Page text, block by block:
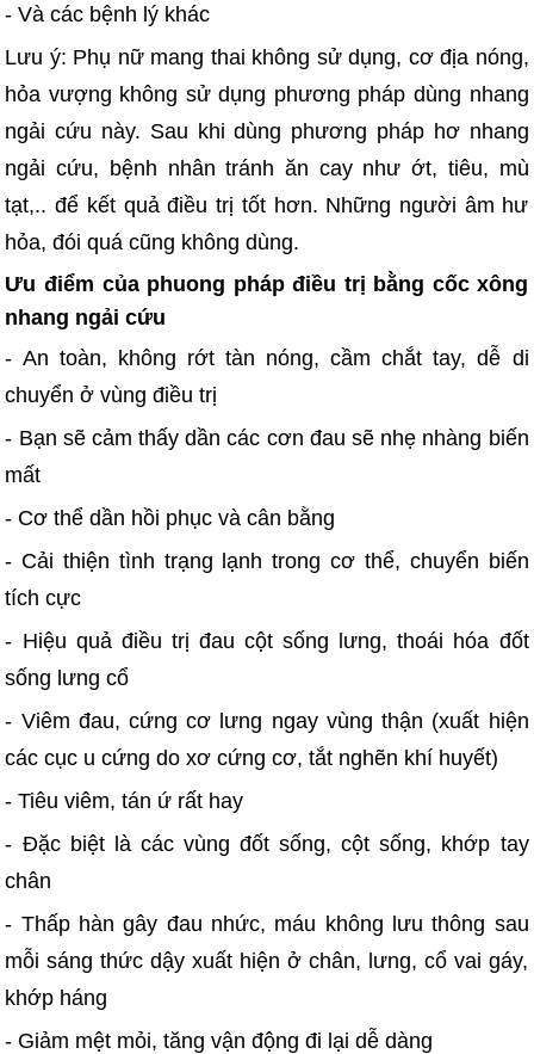
- Và các bệnh lý khác
Lưu ý: Phụ nữ mang thai không sử dụng, cơ địa nóng,
hỏa vượng không sử dụng phương pháp dùng nhang
ngải cứu này. Sau khi dùng phương pháp hơ nhang
ngải cứu, bệnh nhân tránh ăn cay như ớt, tiêu, mù
tạt,.. để kết quả điều trị tốt hơn. Những người âm hư
hỏa, đói quá cũng không dùng.
Ưu điểm của phuong pháp điều trị bằng cốc xông
nhang ngải cứu
- An toàn, không rớt tàn nóng, cầm chắt tay, dễ di
chuyển ở vùng điều trị
- Bạn sẽ cảm thấy dần các cơn đau sẽ nhẹ nhàng biến
mất
- Cơ thể dần hồi phục và cân bằng
- Cải thiện tình trạng lạnh trong cơ thể, chuyển biến
tích cực
- Hiệu quả điều trị đau cột sống lưng, thoái hóa đốt
sống lưng cổ
- Viêm đau, cứng cơ lưng ngay vùng thận (xuất hiện
các cục u cứng do xơ cứng cơ, tắt nghẽn khí huyết)
- Tiêu viêm, tán ứ rất hay
- Đặc biệt là các vùng đốt sống, cột sống, khớp tay
chân
- Thấp hàn gây đau nhức, máu không lưu thông sau
mỗi sáng thức dậy xuất hiện ở chân, lưng, cổ vai gáy,
khớp háng
- Giảm mệt mỏi, tăng vận động đi lại dễ dàng